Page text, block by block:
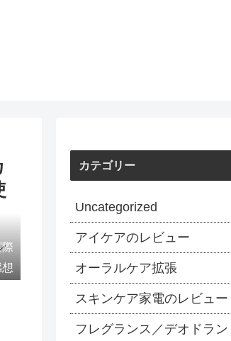
カテゴリー
Uncategorized
アイケアのレビュー
オーラルケア拡張
スキンケア家電のレビュー
フレグランス／デオドラン